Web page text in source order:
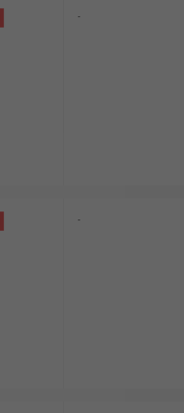
-
-